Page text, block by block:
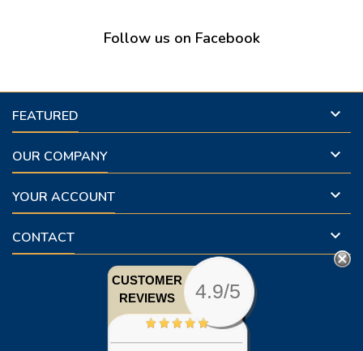
Follow us on Facebook
FEATURED 
OUR COMPANY 
YOUR ACCOUNT 
CONTACT 
CUSTOMER
REVIEWS
4.9/5